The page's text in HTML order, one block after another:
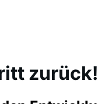
zurück!